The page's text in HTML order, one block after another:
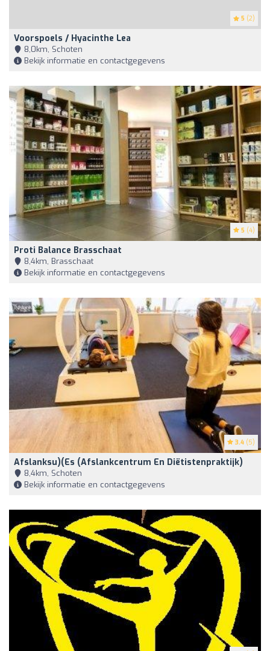
5 (2)
Voorspoels / Hyacinthe Lea
8,0km, Schoten
Bekijk informatie en contactgegevens
5 (4)
Proti Balance Brasschaat
8,4km, Brasschaat
Bekijk informatie en contactgegevens
3.4 (5)
Afslanksu)(es (Afslankcentrum En Diëtistenpraktijk)
8,4km, Schoten
Bekijk informatie en contactgegevens